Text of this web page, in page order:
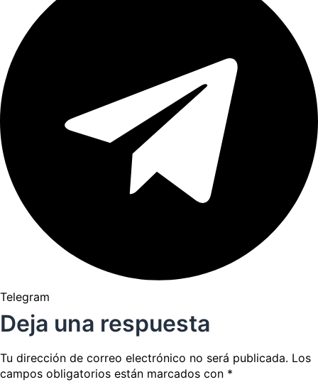
Telegram
Deja una respuesta
Tu dirección de correo electrónico no será publicada. Los
campos obligatorios están marcados con *